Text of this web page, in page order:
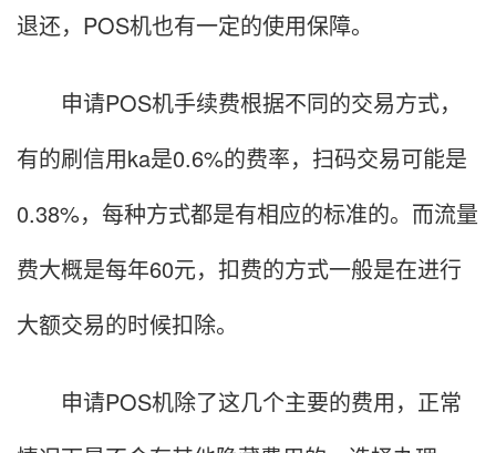
退还，POS机也有一定的使用保障。
申请POS机手续费根据不同的交易方式，
有的刷信用ka是0.6%的费率，扫码交易可能是
0.38%，每种方式都是有相应的标准的。而流量
费大概是每年60元，扣费的方式一般是在进行
大额交易的时候扣除。
申请POS机除了这几个主要的费用，正常